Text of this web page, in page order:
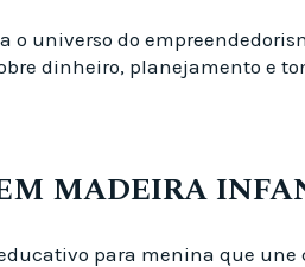
o universo do
dinheiro, planejamento e
MADEIRA
para menina que